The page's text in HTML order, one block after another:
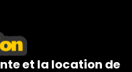
et la location de